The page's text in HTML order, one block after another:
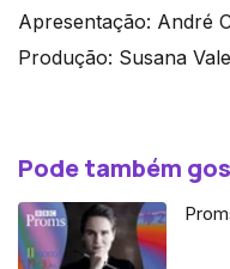
Apresentação: André
Produção: Susana
Pode também